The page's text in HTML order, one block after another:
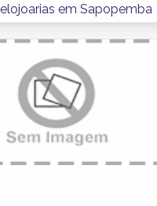
em Sapopemba